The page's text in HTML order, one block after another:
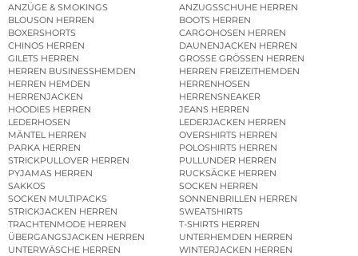
ANZÜGE & SMOKINGS
ANZUGSSCHUHE HERREN
BLOUSON HERREN
BOOTS HERREN
BOXERSHORTS
CARGOHOSEN HERREN
CHINOS HERREN
DAUNENJACKEN HERREN
GILETS HERREN
GROSSE GRÖSSEN HERREN
HERREN BUSINESSHEMDEN
HERREN FREIZEITHEMDEN
HERREN HEMDEN
HERRENHOSEN
HERRENJACKEN
HERRENSNEAKER
HOODIES HERREN
JEANS HERREN
LEDERHOSEN
LEDERJACKEN HERREN
MÄNTEL HERREN
OVERSHIRTS HERREN
PARKA HERREN
POLOSHIRTS HERREN
STRICKPULLOVER HERREN
PULLUNDER HERREN
PYJAMAS HERREN
RUCKSÄCKE HERREN
SAKKOS
SOCKEN HERREN
SOCKEN MULTIPACKS
SONNENBRILLEN HERREN
STRICKJACKEN HERREN
SWEATSHIRTS
TRACHTENMODE HERREN
T-SHIRTS HERREN
ÜBERGANGSJACKEN HERREN
UNTERHEMDEN HERREN
UNTERWÄSCHE HERREN
WINTERJACKEN HERREN